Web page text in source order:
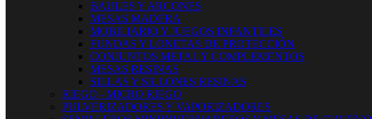
BAULES Y ARCONES
MESAS MADERA
MOBILIARIO Y JUEGOS INFANTILES
FUNDAS Y LONETAS DE PROTECCIÓN
CONJUNTOS METAL Y COMPLEMENTOS
MESAS RESINAS
SILLAS Y SILLONES RESINAS
RIEGO - MICRO RIEGO
PULVERIZADORES Y VAPORIZADORES